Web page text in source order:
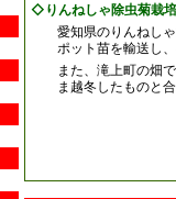
◇りんねしゃ除虫菊栽
愛知県のりんねし
ポット苗を輸送し
また、滝上町の畑
ま越冬したものと